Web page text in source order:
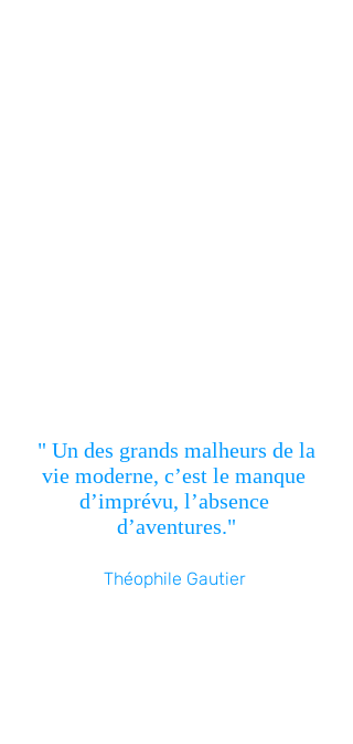
" Un des grands malheurs de la
vie moderne, c’est le manque
d’imprévu, l’absence
d’aventures."
Théophile Gautier